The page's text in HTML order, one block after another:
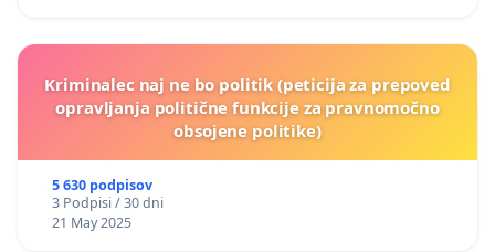
Kriminalec naj ne bo politik (peticija za prepoved
opravljanja politične funkcije za pravnomočno
obsojene politike)
5 630 podpisov
3 Podpisi / 30 dni
21 May 2025